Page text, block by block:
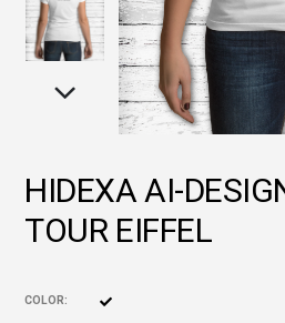
HIDEXA AI-
TOUR EIFFEL
COLOR